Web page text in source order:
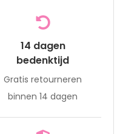
14 dagen
bedenktijd
Gratis retourneren
binnen 14 dagen